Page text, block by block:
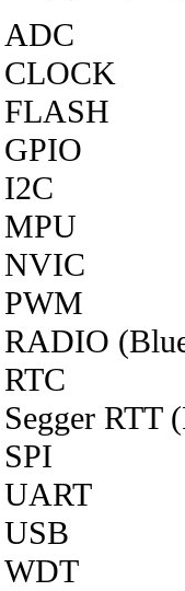
ADC
CLOCK
FLASH
GPIO
I2C
MPU
NVIC
PWM
RADIO
RTC
Segger RTT
SPI
UART
USB
WDT